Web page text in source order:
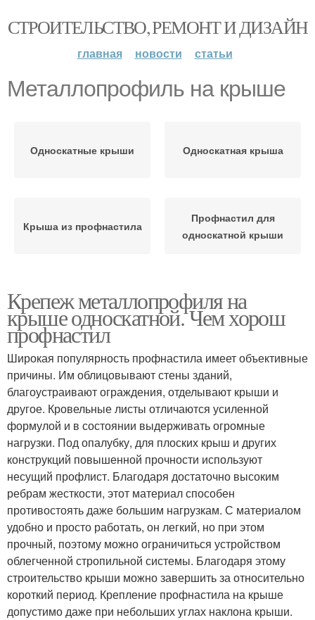
СТРОИТЕЛЬСТВО, РЕМОНТ И ДИЗАЙН
главная новости статьи
Металлопрофиль на крыше
Односкатные крыши Односкатная крыша
Крыша из профнастила
Профнастил для
односкатной крыши
Крепеж металлопрофиля на
крыше односкатной. Чем хорош
профнастил
Широкая популярность профнастила имеет объективные
причины. Им облицовывают стены зданий,
благоустраивают ограждения, отделывают крыши и
другое. Кровельные листы отличаются усиленной
формулой и в состоянии выдерживать огромные
нагрузки. Под опалубку, для плоских крыш и других
конструкций повышенной прочности используют
несущий профлист. Благодаря достаточно высоким
ребрам жесткости, этот материал способен
противостоять даже большим нагрузкам. С материалом
удобно и просто работать, он легкий, но при этом
прочный, поэтому можно ограничиться устройством
облегченной стропильной системы. Благодаря этому
строительство крыши можно завершить за относительно
короткий период. Крепление профнастила на крыше
допустимо даже при небольших углах наклона крыши.